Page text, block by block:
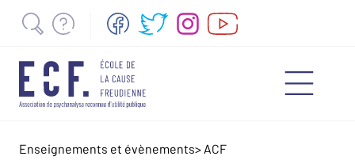
Enseignements et évènements> ACF